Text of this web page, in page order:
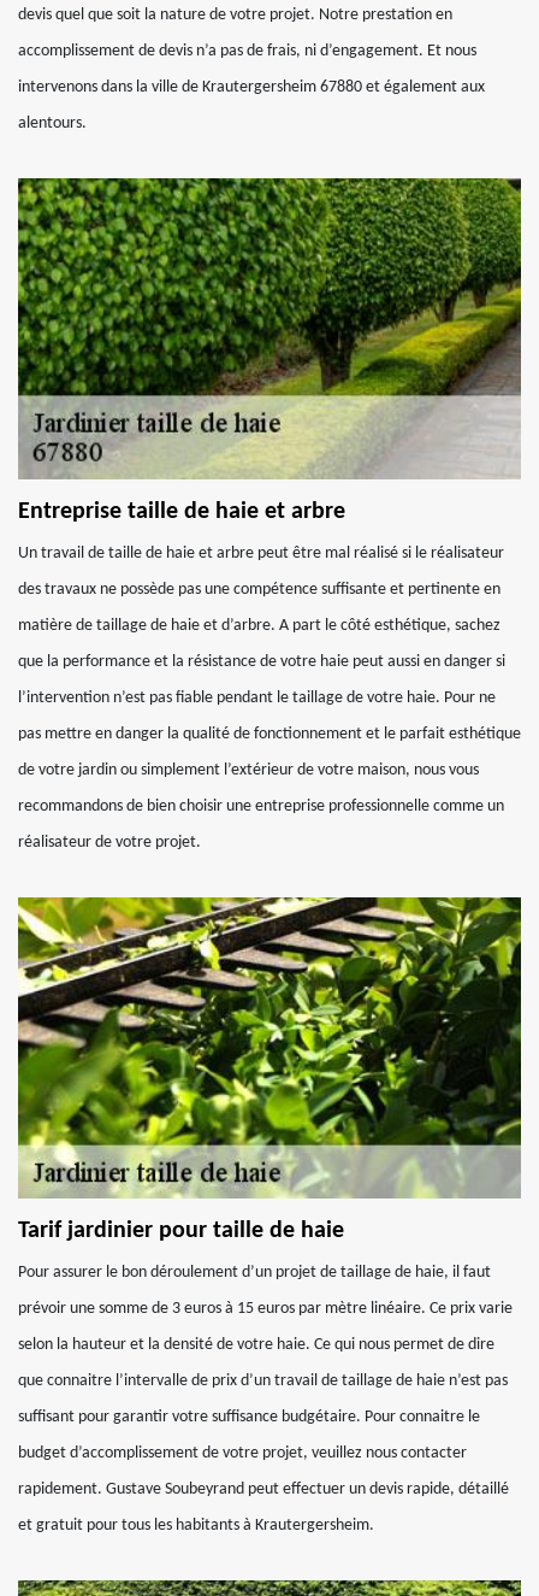
devis quel que soit la nature de votre projet. Notre prestation en
accomplissement de devis n’a pas de frais, ni d’engagement. Et nous
intervenons dans la ville de Krautergersheim 67880 et également aux
alentours.
Entreprise taille de haie et arbre
Un travail de taille de haie et arbre peut être mal réalisé si le réalisateur
des travaux ne possède pas une compétence suffisante et pertinente en
matière de taillage de haie et d’arbre. A part le côté esthétique, sachez
que la performance et la résistance de votre haie peut aussi en danger si
l’intervention n’est pas fiable pendant le taillage de votre haie. Pour ne
pas mettre en danger la qualité de fonctionnement et le parfait esthétique
de votre jardin ou simplement l’extérieur de votre maison, nous vous
recommandons de bien choisir une entreprise professionnelle comme un
réalisateur de votre projet.
Tarif jardinier pour taille de haie
Pour assurer le bon déroulement d’un projet de taillage de haie, il faut
prévoir une somme de 3 euros à 15 euros par mètre linéaire. Ce prix varie
selon la hauteur et la densité de votre haie. Ce qui nous permet de dire
que connaitre l’intervalle de prix d’un travail de taillage de haie n’est pas
suffisant pour garantir votre suffisance budgétaire. Pour connaitre le
budget d’accomplissement de votre projet, veuillez nous contacter
rapidement. Gustave Soubeyrand peut effectuer un devis rapide, détaillé
et gratuit pour tous les habitants à Krautergersheim.